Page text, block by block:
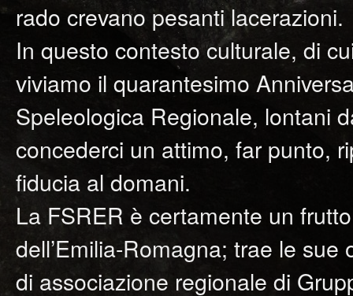
rado crevano pesanti lacerazioni.
In questo contesto culturale, di
viviamo il quarantesimo
Speleologica Regionale, lontani
concederci un attimo, far punto,
fiducia al domani.
La FSRER è certamente un
dell’Emilia-Romagna; trae le
di associazione regionale di